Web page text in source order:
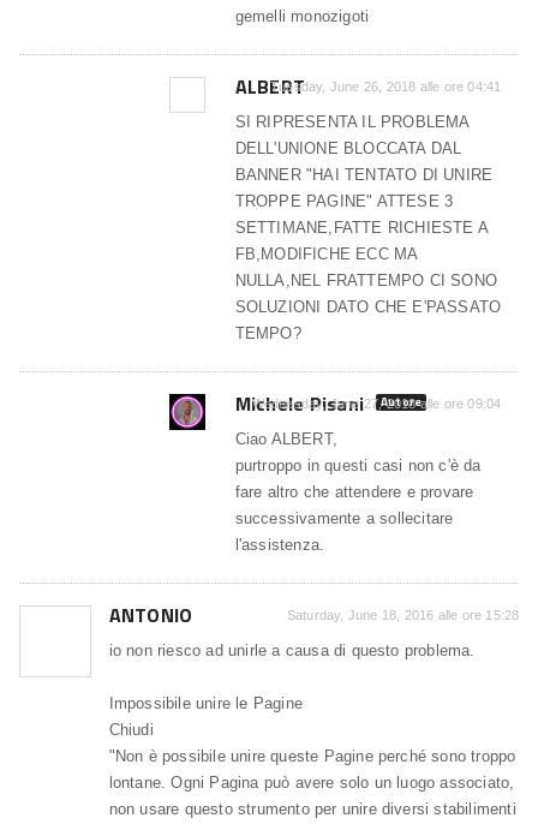
gemelli monozigoti
ALBERTTuesday, June 26, 2018 alle ore 04:41
SI RIPRESENTA IL PROBLEMA
DELL'UNIONE BLOCCATA DAL
BANNER "HAI TENTATO DI UNIRE
TROPPE PAGINE" ATTESE 3
SETTIMANE,FATTE RICHIESTE A
FB,MODIFICHE ECC MA
NULLA,NEL FRATTEMPO CI SONO
SOLUZIONI DATO CHE E'PASSATO
TEMPO?
Michele Pisani Autore
Wednesday, June 27, 2018 alle ore 09:04
Ciao ALBERT,
purtroppo in questi casi non c'è da
fare altro che attendere e provare
successivamente a sollecitare
l'assistenza.
ANTONIO Saturday, June 18, 2016 alle ore 15:28
io non riesco ad unirle a causa di questo problema.
Impossibile unire le Pagine
Chiudi
"Non è possibile unire queste Pagine perché sono troppo
lontane. Ogni Pagina può avere solo un luogo associato,
non usare questo strumento per unire diversi stabilimenti